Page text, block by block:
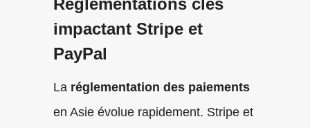
impactant Stripe et
PayPal
La réglementation des paiements
en Asie évolue rapidement. Stripe et